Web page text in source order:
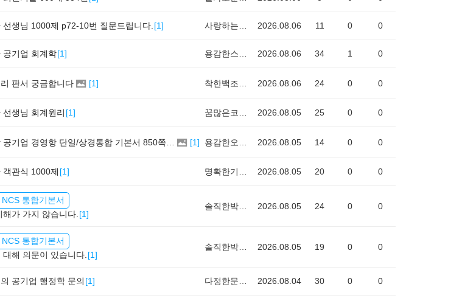
선생님 1000제 p72-10번 질문드립니다. [1] 2026.08.06 11 0 0
공기업 회계학[1] 2026.08.06 34 1 0
판서 궁금합니다 [1] 2026.08.06 24 0 0
선생님 회계원리 [1] 2026.08.05 25 0 0
[1] 2026.08.05 14 0 0
객관식 1000제 [1] 2026.08.05 20 0 0
통합기본서
해가 가지 않습니다. [1]
2026.08.05 24 0 0
통합기본서
대해 의문이 있습니다. [1]
2026.08.05 19 0 0
공기업 행정학 문의 [1] 2026.08.04 30 0 0